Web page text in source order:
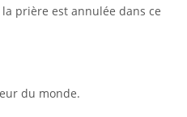
prière est annulée dans ce
du monde.